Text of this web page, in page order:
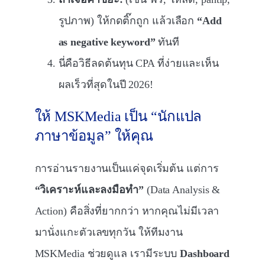
รูปภาพ) ให้กดติ๊กถูก แล้วเลือก “Add
as negative keyword” ทันที
นี่คือวิธีลดต้นทุน CPA ที่ง่ายและเห็น
ผลเร็วที่สุดในปี 2026!
ให้ MSKMedia เป็น “นักแปล
ภาษาข้อมูล” ให้คุณ
การอ่านรายงานเป็นแค่จุดเริ่มต้น แต่การ
“วิเคราะห์และลงมือทำ” (Data Analysis &
Action) คือสิ่งที่ยากกว่า หากคุณไม่มีเวลา
มานั่งแกะตัวเลขทุกวัน ให้ทีมงาน
MSKMedia ช่วยดูแล เรามีระบบDashboard